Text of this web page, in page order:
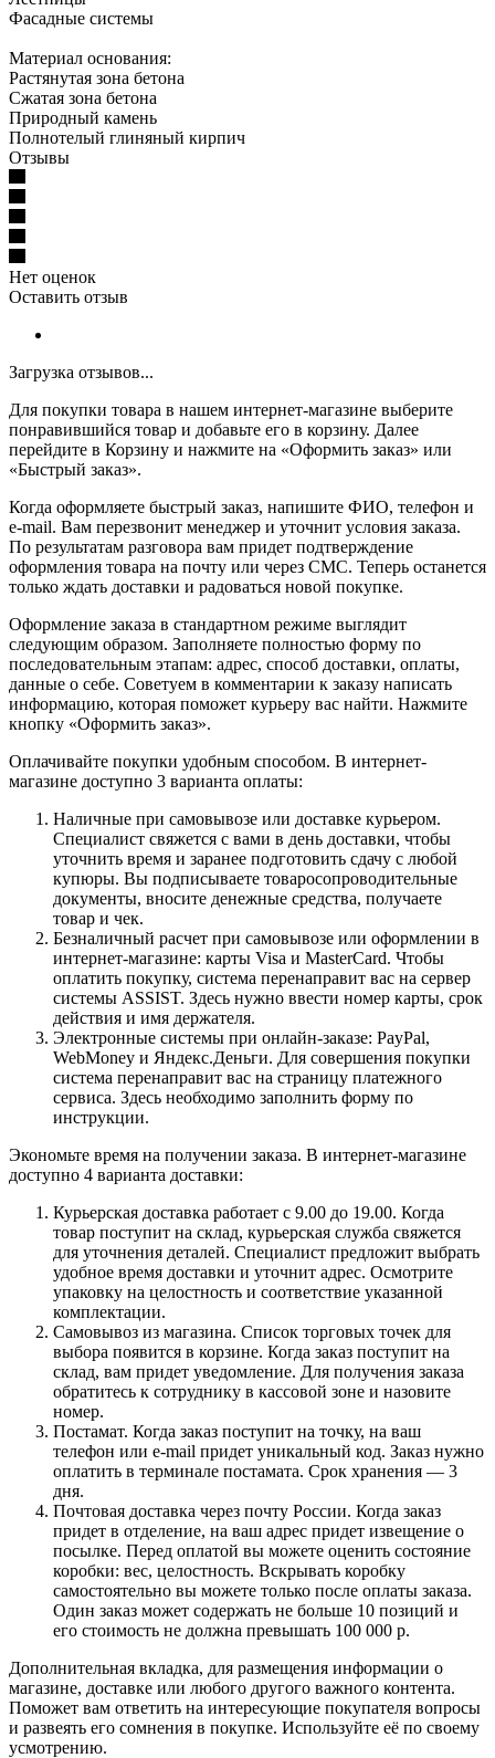
Фасадные системы
Материал основания:
Растянутая зона бетона
Сжатая зона бетона
Природный камень
Полнотелый глиняный кирпич
Отзывы
Нет оценок
Оставить отзыв
Загрузка отзывов...
Для покупки товара в нашем интернет-магазине выберите
понравившийся товар и добавьте его в корзину. Далее
перейдите в Корзину и нажмите на «Оформить заказ» или
«Быстрый заказ».
Когда оформляете быстрый заказ, напишите ФИО, телефон и
e-mail. Вам перезвонит менеджер и уточнит условия заказа.
По результатам разговора вам придет подтверждение
оформления товара на почту или через СМС. Теперь останется
только ждать доставки и радоваться новой покупке.
Оформление заказа в стандартном режиме выглядит
следующим образом. Заполняете полностью форму по
последовательным этапам: адрес, способ доставки, оплаты,
данные о себе. Советуем в комментарии к заказу написать
информацию, которая поможет курьеру вас найти. Нажмите
кнопку «Оформить заказ».
Оплачивайте покупки удобным способом. В интернет-
магазине доступно 3 варианта оплаты:
Наличные при самовывозе или доставке курьером.
Специалист свяжется с вами в день доставки, чтобы
уточнить время и заранее подготовить сдачу с любой
купюры. Вы подписываете товаросопроводительные
документы, вносите денежные средства, получаете
товар и чек.
Безналичный расчет при самовывозе или оформлении в
интернет-магазине: карты Visa и MasterCard. Чтобы
оплатить покупку, система перенаправит вас на сервер
системы ASSIST. Здесь нужно ввести номер карты, срок
действия и имя держателя.
Электронные системы при онлайн-заказе: PayPal,
WebMoney и Яндекс.Деньги. Для совершения покупки
система перенаправит вас на страницу платежного
сервиса. Здесь необходимо заполнить форму по
инструкции.
Экономьте время на получении заказа. В интернет-магазине
доступно 4 варианта доставки:
Курьерская доставка работает с 9.00 до 19.00. Когда
товар поступит на склад, курьерская служба свяжется
для уточнения деталей. Специалист предложит выбрать
удобное время доставки и уточнит адрес. Осмотрите
упаковку на целостность и соответствие указанной
комплектации.
Самовывоз из магазина. Список торговых точек для
выбора появится в корзине. Когда заказ поступит на
склад, вам придет уведомление. Для получения заказа
обратитесь к сотруднику в кассовой зоне и назовите
номер.
Постамат. Когда заказ поступит на точку, на ваш
телефон или e-mail придет уникальный код. Заказ нужно
оплатить в терминале постамата. Срок хранения — 3
дня.
Почтовая доставка через почту России. Когда заказ
придет в отделение, на ваш адрес придет извещение о
посылке. Перед оплатой вы можете оценить состояние
коробки: вес, целостность. Вскрывать коробку
самостоятельно вы можете только после оплаты заказа.
Один заказ может содержать не больше 10 позиций и
его стоимость не должна превышать 100 000 р.
Дополнительная вкладка, для размещения информации о
магазине, доставке или любого другого важного контента.
Поможет вам ответить на интересующие покупателя вопросы
и развеять его сомнения в покупке. Используйте её по своему
усмотрению.